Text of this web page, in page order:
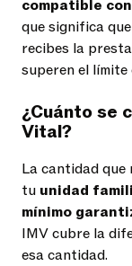
compatible
que significa
recibes la
superen el
¿Cuánto se
Vital?
La cantidad que
tu unidad
mínimo
IMV cubre la
esa cantidad.